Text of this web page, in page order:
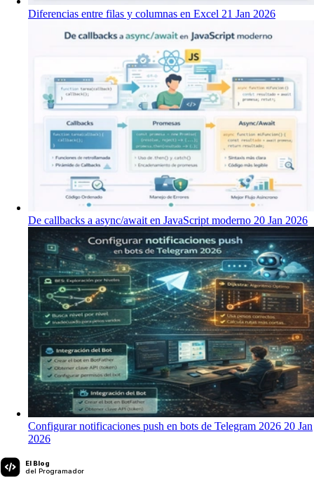
Diferencias entre filas y columnas en Excel 21 Jan 2026
De callbacks a async/await en JavaScript moderno 20 Jan 2026
Configurar notificaciones push en bots de Telegram 2026 20 Jan
2026
El Blog
del Programador